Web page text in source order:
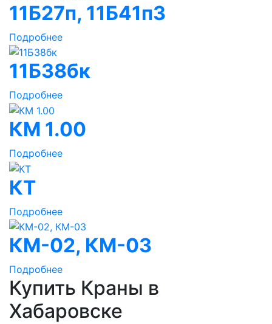
11Б27п, 11Б41п3
Подробнее
11Б38бк
Подробнее
КМ 1.00
Подробнее
КТ
Подробнее
КМ-02, КМ-03
Подробнее
Купить Краны в
Хабаровске